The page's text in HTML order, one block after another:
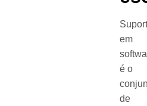
em
é o
de